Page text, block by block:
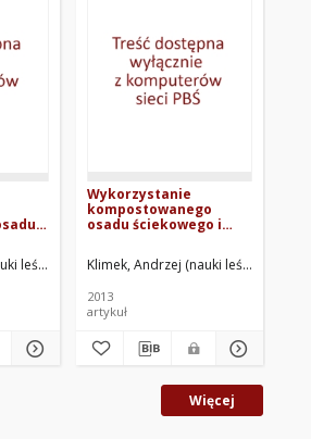
w
lipy
leśne) Rolbiecki, Stanisław Rolbiecki, Roman
Wykorzystanie
kompostowanego
osadu ściekowego i
do wzbogacania gleb w
uprawie szkółkarskiej
cordata Mill.)
Klimek, Andrzej (nauki leśne)
2013
artykuł
Więcej